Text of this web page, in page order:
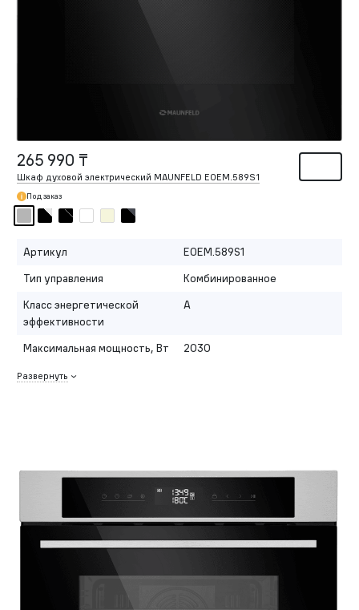
265 990 ₸
Шкаф духовой электрический MAUNFELD EOEM.589S1
Под заказ
Артикул
EOEM.589S1
Тип управления
Комбинированное
Класс энергетической
эффективности
A
Максимальная мощность, Вт 2030
Развернуть